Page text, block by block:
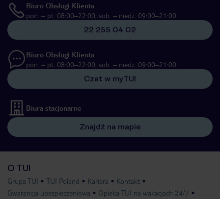
Biuro Obsługi Klienta
pon. – pt. 08:00–22:00, sob. – niedz. 09:00–21:00
22 255 04 02
Biuro Obsługi Klienta
pon. – pt. 08:00–22:00, sob. – niedz. 09:00–21:00
Czat w myTUI
Biura stacjonarne
Znajdź na mapie
O TUI
Grupa TUI TUI Poland Kariera
Kontakt
Gwarancja ubezpieczeniowa
Opieka TUI na wakacjach 24/7